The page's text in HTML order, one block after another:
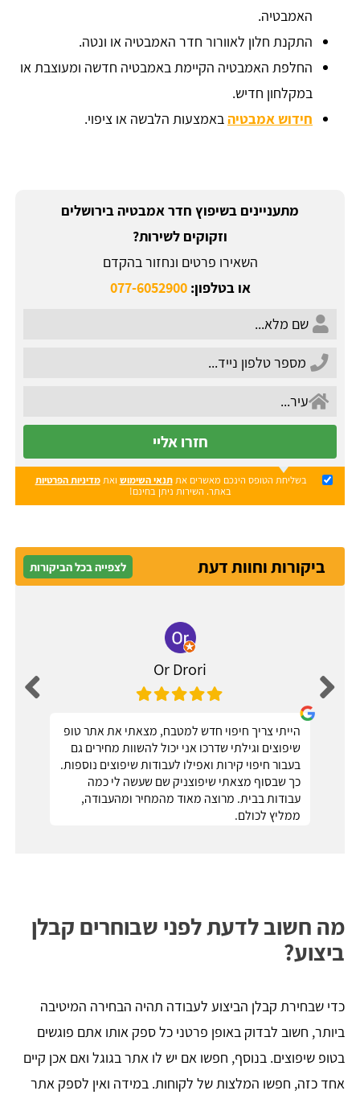
האמבטיה.
התקנת חלון לאוורור חדר האמבטיה או ונטה.
החלפת האמבטיה הקיימת באמבטיה חדשה ומעוצבת או
במקלחון חדיש.
חידוש אמבטיהבאמצעות הלבשה או ציפוי.
מתעניינים בשיפוץ חדר אמבטיה בירושלים
וזקוקים לשירות?
השאירו פרטים ונחזור בהקדם
או בטלפון:077-6052900
חזרו אליי
בשליחת הטופס הינכם מאשרים אתתנאי השימוש ואתמדיניות הפרטיות
באתר. השירות ניתן בחינם!
ביקורות וחוות דעת לצפייה בכל הביקורות
Or Drori
הייתי צריך חיפוי חדש למטבח, מצאתי את אתר טופ
שיפוצים וגילתי שדרכו אני יכול להשוות מחירים גם
בעבור חיפוי קירות ואפילו לעבודות שיפוצים נוספות.
כך שבסוף מצאתי שיפוצניק שם שעשה לי כמה
עבודות בבית. מרוצה מאוד מהמחיר ומהעבודה,
ממליץ לכולם.
מה חשוב לדעת לפני שבוחרים קבלן
ביצוע?
כדי שבחירת קבלן הביצוע לעבודה תהיה הבחירה המיטיבה
ביותר, חשוב לבדוק באופן פרטני כל ספק אותו אתם פוגשים
בטופ שיפוצים. בנוסף, חפשו אם יש לו אתר בגוגל ואם אכן קיים
אחד כזה, חפשו המלצות של לקוחות. במידה ואין לספק אתר